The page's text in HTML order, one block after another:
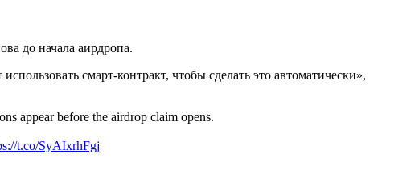
до начала аирдропа.
смарт-контракт, чтобы сделать это автоматически»,
appear before the airdrop claim opens.
t.co/SyAIxrhFgj